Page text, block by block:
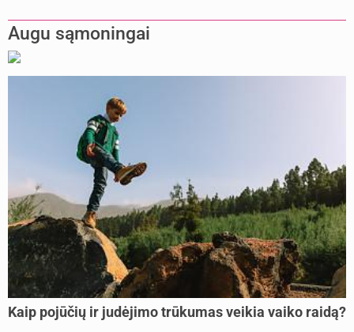
Augu sąmoningai
Kaip pojūčių ir judėjimo trūkumas veikia vaiko raidą?